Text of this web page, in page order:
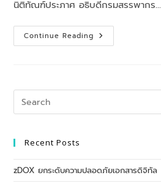
นิติทัณฑ์ประภาศ อธิบดีกรมสรรพากร…
Continue Reading
Recent Posts
zDOX ยกระดับความปลอดภัยเอกสารดิจิทัล